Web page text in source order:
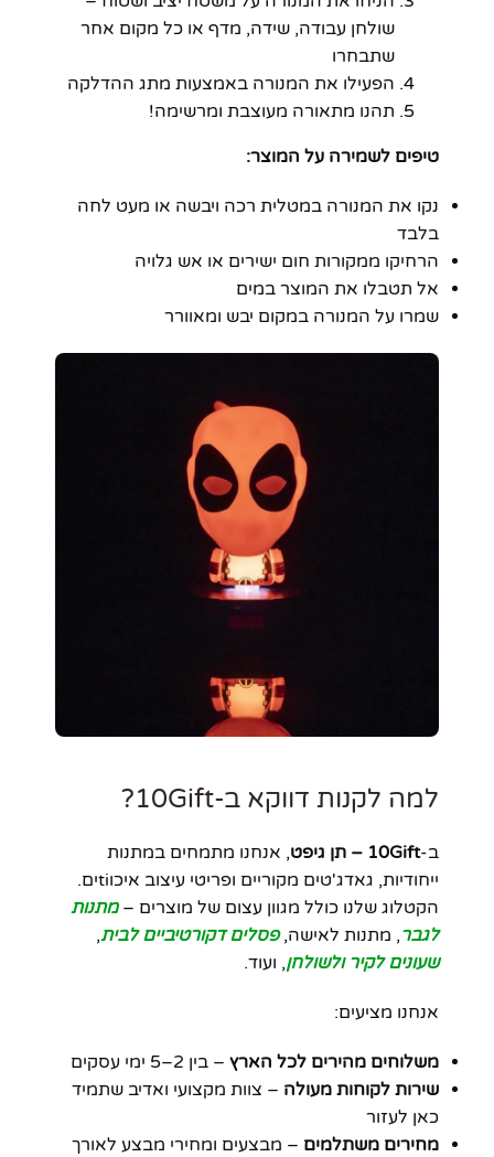
שולחן עבודה, שידה, מדף או כל מקום אחר
שתבחרו
הפעילו את המנורה באמצעות מתג ההדלקה
תהנו מתאורה מעוצבת ומרשימה!
טיפים לשמירה על המוצר:
נקו את המנורה במטלית רכה ויבשה או מעט לחה
בלבד
הרחיקו ממקורות חום ישירים או אש גלויה
אל תטבלו את המוצר במים
שמרו על המנורה במקום יבש ומאוורר
למה לקנות דווקא ב-10Gift?
ב-10Gift – תן גיפט
, אנחנו מתמחים במתנות
ייחודיות, גאדג'טים מקוריים ופריטי עיצוב איכוtiים.
הקטלוג שלנו כולל מגוון עצום של מוצרים –מתנות
לגבר, מתנות לאישה,פסלים דקורטיביים לבית,
שעונים לקיר ולשולחן, ועוד.
אנחנו מציעים:
משלוחים מהירים לכל הארץ – בין 2–5 ימי עסקים
שירות לקוחות מעולה – צוות מקצועי ואדיב שתמיד
כאן לעזור
מחירים משתלמים – מבצעים ומחירי מבצע לאורך